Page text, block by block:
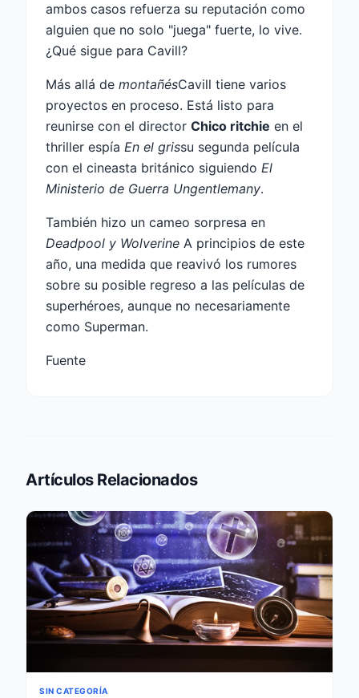
ambos casos refuerza su reputación como
alguien que no solo "juega" fuerte, lo vive.
¿Qué sigue para Cavill?
Más allá de montañésCavill tiene varios
proyectos en proceso. Está listo para
reunirse con el director Chico ritchie en el
thriller espía En el grissu segunda película
con el cineasta británico siguiendo El
Ministerio de Guerra Ungentlemany.
También hizo un cameo sorpresa en
Deadpool y Wolverine A principios de este
año, una medida que reavivó los rumores
sobre su posible regreso a las películas de
superhéroes, aunque no necesariamente
como Superman.
Fuente
Artículos Relacionados
SIN CATEGORÍA